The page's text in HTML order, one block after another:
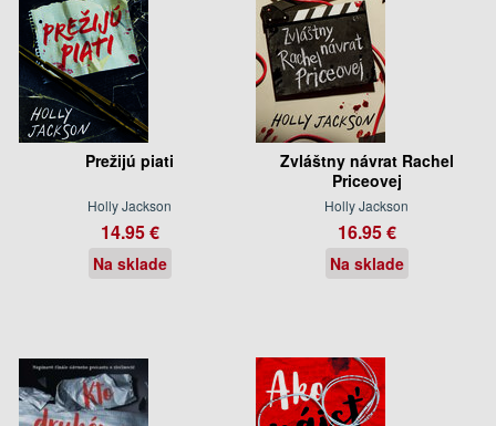
Prežijú piati
Holly Jackson
14.95 €
Na sklade
Zvláštny návrat Rachel
Priceovej
Holly Jackson
16.95 €
Na sklade